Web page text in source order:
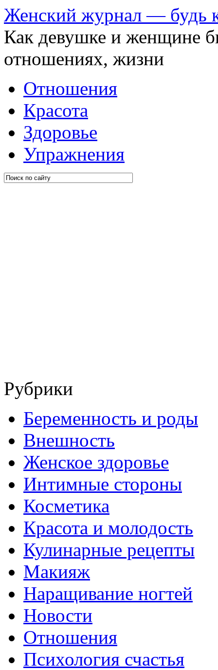
Женский журнал — будь
Как девушке и женщине
отношениях, жизни
Отношения
Красота
Здоровье
Упражнения
Рубрики
Беременность и роды
Внешность
Женское здоровье
Интимные стороны
Косметика
Красота и молодость
Кулинарные рецепты
Макияж
Наращивание ногтей
Новости
Отношения
Психология счастья